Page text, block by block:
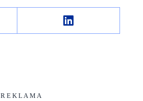
R E K L A M A